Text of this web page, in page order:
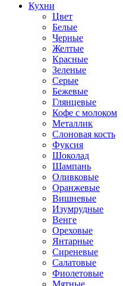
Кухни
Цвет
Белые
Черные
Желтые
Красные
Зеленые
Серые
Бежевые
Глянцевые
Кофе с молоком
Металлик
Слоновая кость
Фуксия
Шоколад
Шампань
Оливковые
Оранжевые
Вишневые
Изумрудные
Венге
Ореховые
Янтарные
Сиреневые
Салатовые
Фиолетовые
Мятные